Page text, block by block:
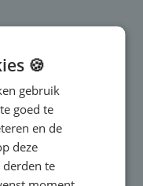
weet je binnen
kan handelen.
praktijk adequaat
🍪
gebruik
goed te
en de
deze
derden te